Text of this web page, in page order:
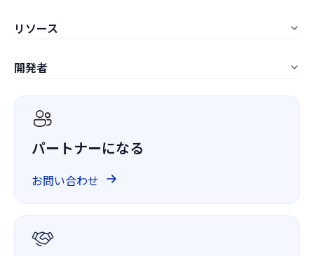
LynxPDF Web
管理コンソール
製造
ITサービス
ヘルスケア
ファイナンス
リソース
ホワイトペーパー
導入事例
開発者
ComPDF SDK
ComPDF AI
ComPDF Cloud
GitHub 上の ComPDF
パートナーになる
お問い合わせ